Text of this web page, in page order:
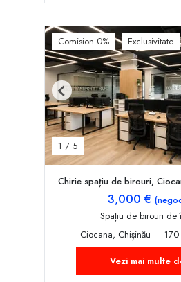
Comision 0% Exclusivitate
1 / 5
Previous
Chirie spațiu de birouri,
3,000 €
Spațiu de birouri de
Ciocana, Chișinău
Vezi mai multe